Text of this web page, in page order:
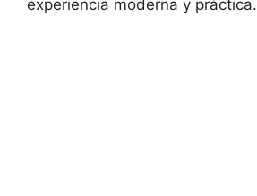
experiencia moderna y práctica.